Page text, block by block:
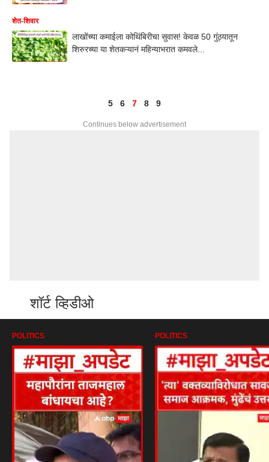
शेत-शिवार
लाखोंच्या कमाईला कोथिंबिरीचा सुवास! केवळ 50 गुंठ्यातून
शिरुरच्या या शेतकऱ्यानं महिन्याभरात कमवले...
5 6 7 8 9
Continues below advertisement
शॉर्ट व्हिडीओ
POLITICS POLITICS